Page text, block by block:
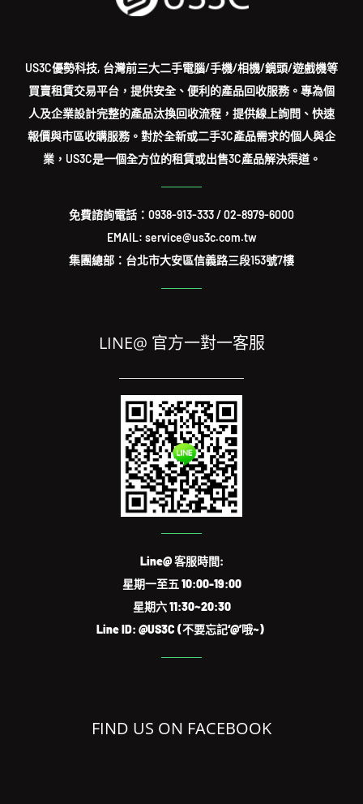
US3C優勢科技, 台灣前三大二手電腦/手機/相機/鏡頭/遊戲機等
買賣租賃交易平台，提供安全、便利的產品回收服務。專為個
人及企業設計完整的產品汰換回收流程，提供線上詢問、快速
報價與市區收購服務。對於全新或二手3C產品需求的個人與企
業，US3C是一個全方位的租賃或出售3C產品解決渠道。
免費諮詢電話： 0938-913-333/02-8979-6000
EMAIL: service@us3c.com.tw
集團總部：台北市大安區信義路三段153號7樓
LINE@ 官方一對一客服
Line@ 客服時間:
星期一至五 10:00-19:00
星期六 11:30~20:30
Line ID: @US3C (不要忘記‘@’哦~)
FIND US ON FACEBOOK